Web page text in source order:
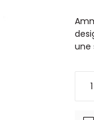
une